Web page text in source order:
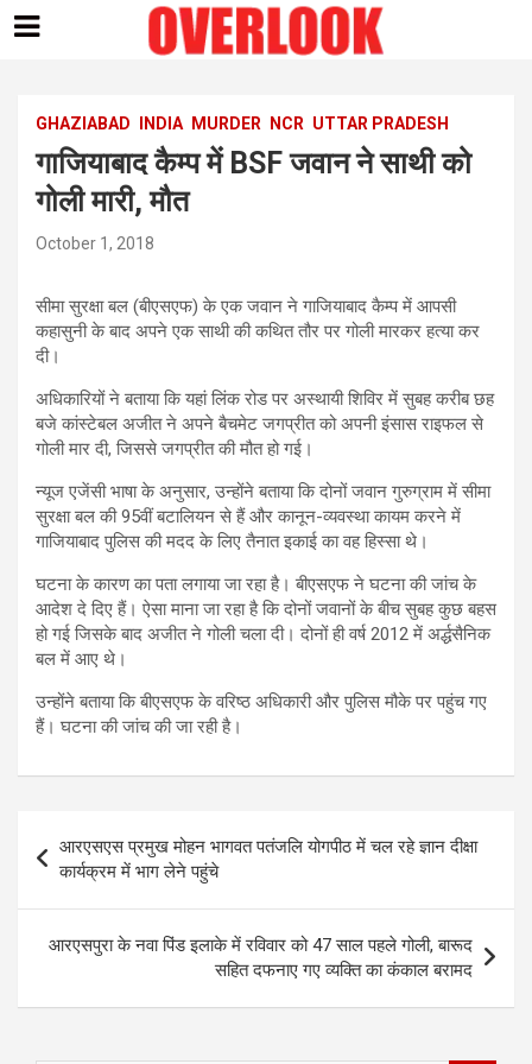
contentGHAZIABAD INDIA MURDER NCR UTTAR PRADESH
गाजियाबाद कैम्प में BSF जवान ने साथी को
गोली मारी, मौत
October 1, 2018
सीमा सुरक्षा बल (बीएसएफ) के एक जवान ने गाजियाबाद कैम्प में आपसी
कहासुनी के बाद अपने एक साथी की कथित तौर पर गोली मारकर हत्या कर
दी।
अधिकारियों ने बताया कि यहां लिंक रोड पर अस्थायी शिविर में सुबह करीब छह
बजे कांस्टेबल अजीत ने अपने बैचमेट जगप्रीत को अपनी इंसास राइफल से
गोली मार दी, जिससे जगप्रीत की मौत हो गई।
न्यूज एजेंसी भाषा के अनुसार, उन्होंने बताया कि दोनों जवान गुरुग्राम में सीमा
सुरक्षा बल की 95वीं बटालियन से हैं और कानून-व्यवस्था कायम करने में
गाजियाबाद पुलिस की मदद के लिए तैनात इकाई का वह हिस्सा थे।
घटना के कारण का पता लगाया जा रहा है। बीएसएफ ने घटना की जांच के
आदेश दे दिए हैं। ऐसा माना जा रहा है कि दोनों जवानों के बीच सुबह कुछ बहस
हो गई जिसके बाद अजीत ने गोली चला दी। दोनों ही वर्ष 2012 में अर्द्धसैनिक
बल में आए थे।
उन्होंने बताया कि बीएसएफ के वरिष्ठ अधिकारी और पुलिस मौके पर पहुंच गए
हैं। घटना की जांच की जा रही है।
navigation
आरएसएस प्रमुख मोहन भागवत पतंजलि योगपीठ में चल रहे ज्ञान दीक्षा
कार्यक्रम में भाग लेने पहुंचे
आरएसपुरा के नवा पिंड इलाके में रविवार को 47 साल पहले गोली, बारूद
सहित दफनाए गए व्यक्ति का कंकाल बरामद